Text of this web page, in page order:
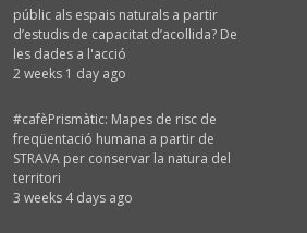
públic als espais naturals a partir
d’estudis de capacitat d’acollida? De
les dades a l'acció
2 weeks 1 day ago
#cafèPrismàtic: Mapes de risc de
freqüentació humana a partir de
STRAVA per conservar la natura del
territori
3 weeks 4 days ago